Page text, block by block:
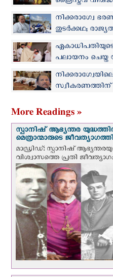
രാജ്യങ്ങളുടെ
നിക്കരാഗ്വേ
തുടര്‍ക്കഥ;
നടത്തിയ
പലായനം ചെയ്ത
വിദ്യാർത്ഥി
More Readings »
സ്പാനിഷ് ആഭ്യന്തര
മെത്രാന്മാരുടെ
മാഡ്രിഡ്: സ്പാനിഷ്
വിശ്വാസത്തെ പ്രതി